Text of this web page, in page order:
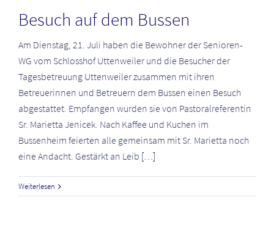
Besuch auf dem Bussen
Am Dienstag, 21. Juli haben die Bewohner der Senioren-
WG vom Schlosshof Uttenweiler und die Besucher der
Tagesbetreuung Uttenweiler zusammen mit ihren
Betreuerinnen und Betreuern dem Bussen einen Besuch
abgestattet. Empfangen wurden sie von Pastoralreferentin
Sr. Marietta Jenicek. Nach Kaffee und Kuchen im
Bussenheim feierten alle gemeinsam mit Sr. Marietta noch
eine Andacht. Gestärkt an Leib […]
Weiterlesen